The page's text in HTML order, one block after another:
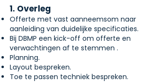
1. Overleg
Offerte met vast aanneemsom naar
aanleiding van duidelijke specificaties.
Bij DBMP een kick-off om offerte en
verwachtingen af te stemmen .
Planning.
Layout bespreken.
Toe te passen techniek bespreken.